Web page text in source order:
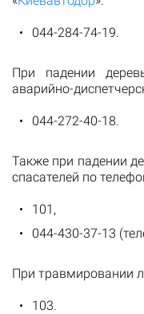
044-284-74-19.
При падении
аварийно-
044-272-40-18.
Также при падении
спасателей по
101,
044-430-37-13
При травмировании
103.